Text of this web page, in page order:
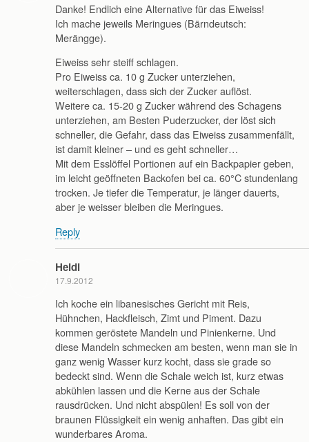
Danke! Endlich eine Alternative für das Eiweiss!
Ich mache jeweils Meringues (Bärndeutsch:
Merängge).
Eiweiss sehr steiff schlagen.
Pro Eiweiss ca. 10 g Zucker unterziehen,
weiterschlagen, dass sich der Zucker auflöst.
Weitere ca. 15-20 g Zucker während des Schagens
unterziehen, am Besten Puderzucker, der löst sich
schneller, die Gefahr, dass das Eiweiss zusammenfällt,
ist damit kleiner – und es geht schneller…
Mit dem Esslöffel Portionen auf ein Backpapier geben,
im leicht geöffneten Backofen bei ca. 60°C stundenlang
trocken. Je tiefer die Temperatur, je länger dauerts,
aber je weisser bleiben die Meringues.
Reply
Heidi
17.9.2012
Ich koche ein libanesisches Gericht mit Reis,
Hühnchen, Hackfleisch, Zimt und Piment. Dazu
kommen geröstete Mandeln und Pinienkerne. Und
diese Mandeln schmecken am besten, wenn man sie in
ganz wenig Wasser kurz kocht, dass sie grade so
bedeckt sind. Wenn die Schale weich ist, kurz etwas
abkühlen lassen und die Kerne aus der Schale
rausdrücken. Und nicht abspülen! Es soll von der
braunen Flüssigkeit ein wenig anhaften. Das gibt ein
wunderbares Aroma.